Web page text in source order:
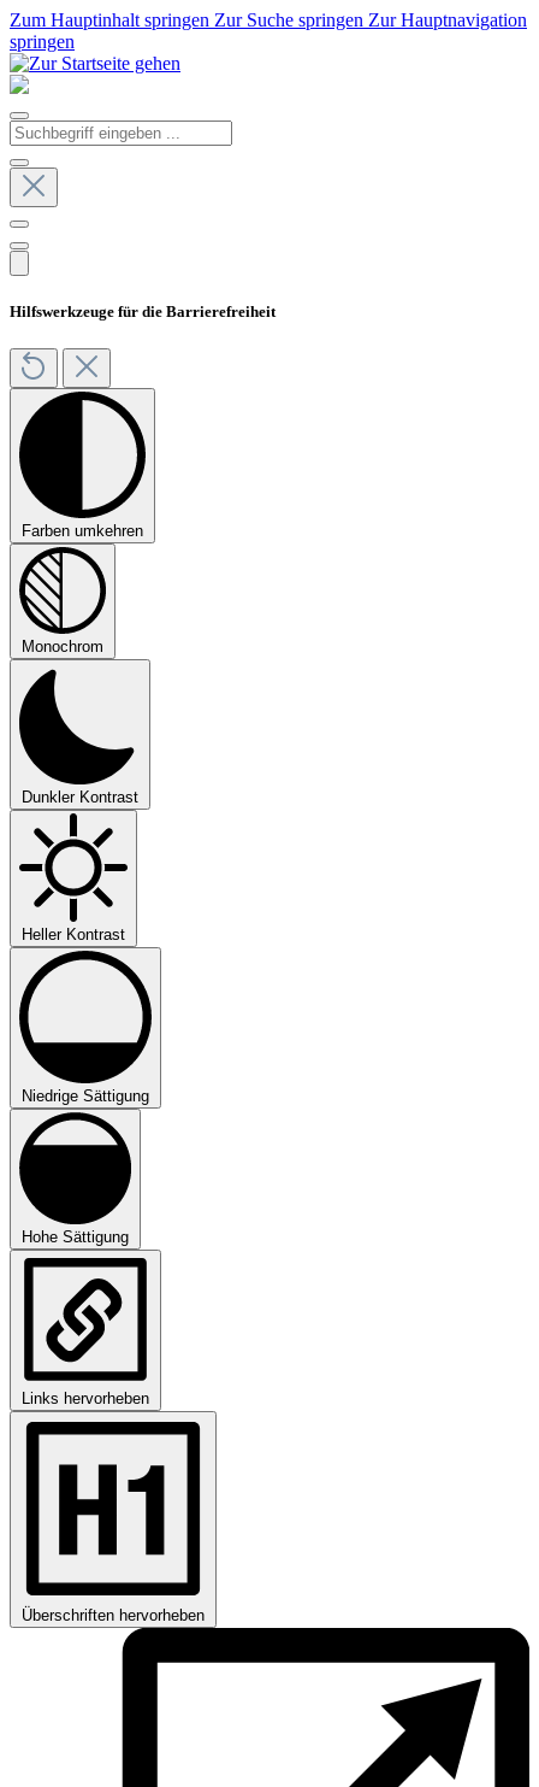
Zum Hauptinhalt springen Zur Suche springen Zur Hauptnavigation
springen
Hilfswerkzeuge für die Barrierefreiheit
Farben umkehren
Monochrom
Dunkler Kontrast
Heller Kontrast
Niedrige Sättigung
Hohe Sättigung
Links hervorheben
Überschriften hervorheben